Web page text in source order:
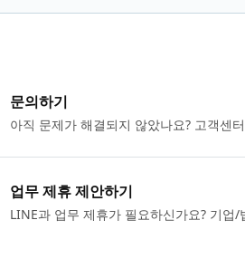
문의하기
아직 문제가 해결되지 않았나요? 고객센
업무 제휴 제안하기
LINE과 업무 제휴가 필요하신가요? 기업